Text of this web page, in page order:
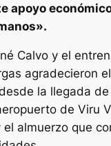
apoyo
Calvo y el
agradecieron el
la llegada de
de Viru
el almuerzo que